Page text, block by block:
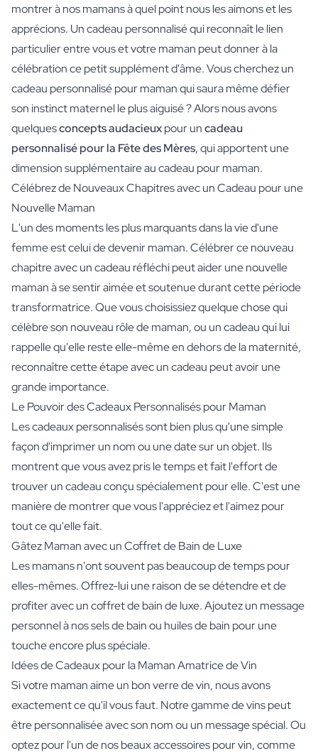
montrer à nos mamans à quel point nous les aimons et les
apprécions. Un cadeau personnalisé qui reconnaît le lien
particulier entre vous et votre maman peut donner à la
célébration ce petit supplément d'âme. Vous cherchez un
cadeau personnalisé pour maman qui saura même défier
son instinct maternel le plus aiguisé ? Alors nous avons
quelquesconcepts audacieuxpour uncadeau
personnalisé pour la Fête des Mères, qui apportent une
dimension supplémentaire au cadeau pour maman.
Célébrez de Nouveaux Chapitres avec un Cadeau pour une
Nouvelle Maman
L'un des moments les plus marquants dans la vie d'une
femme est celui de devenir maman. Célébrer ce nouveau
chapitre avec un cadeau réfléchi peut aider une nouvelle
maman à se sentir aimée et soutenue durant cette période
transformatrice. Que vous choisissiez quelque chose qui
célèbre son nouveau rôle de maman, ou un cadeau qui lui
rappelle qu'elle reste elle-même en dehors de la maternité,
reconnaître cette étape avec un cadeau peut avoir une
grande importance.
Le Pouvoir des Cadeaux Personnalisés pour Maman
Les cadeaux personnalisés sont bien plus qu'une simple
façon d'imprimer un nom ou une date sur un objet. Ils
montrent que vous avez pris le temps et fait l'effort de
trouver un cadeau conçu spécialement pour elle. C'est une
manière de montrer que vous l'appréciez et l'aimez pour
tout ce qu'elle fait.
Gâtez Maman avec un Coffret de Bain de Luxe
Les mamans n'ont souvent pas beaucoup de temps pour
elles-mêmes. Offrez-lui une raison de se détendre et de
profiter avec un coffret de bain de luxe. Ajoutez un message
personnel à nos sels de bain ou huiles de bain pour une
touche encore plus spéciale.
Idées de Cadeaux pour la Maman Amatrice de Vin
Si votre maman aime un bon verre de vin, nous avons
exactement ce qu'il vous faut. Notre gamme de vins peut
être personnalisée avec son nom ou un message spécial. Ou
optez pour l'un de nos beaux accessoires pour vin, comme